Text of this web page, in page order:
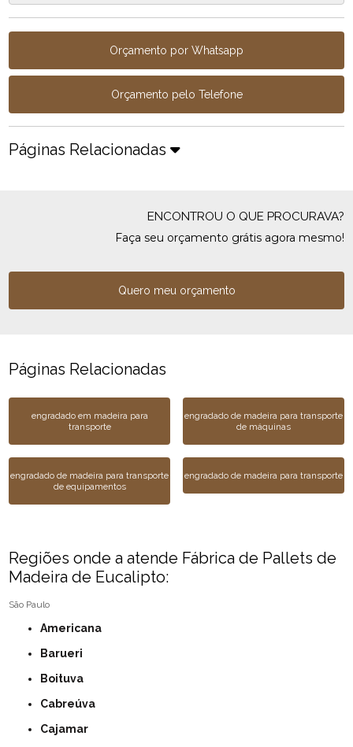
Orçamento por Whatsapp
Orçamento pelo Telefone
Páginas Relacionadas
ENCONTROU O QUE PROCURAVA?
Faça seu orçamento grátis agora mesmo!
Quero meu orçamento
Páginas Relacionadas
engradado em madeira para
transporte
engradado de madeira para transporte
de máquinas
engradado de madeira para transporte
de equipamentos
engradado de madeira para transporte
Regiões onde a atende Fábrica de Pallets de
Madeira de Eucalipto:
São Paulo
Americana
Barueri
Boituva
Cabreúva
Cajamar